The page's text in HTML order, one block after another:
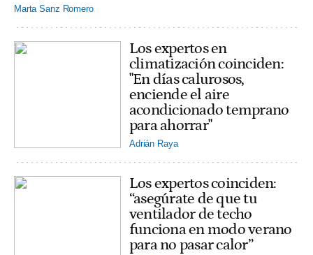
Marta Sanz Romero
Los expertos en
climatización coinciden:
"En días calurosos,
enciende el aire
acondicionado temprano
para ahorrar"
Adrián Raya
Los expertos coinciden:
“asegúrate de que tu
ventilador de techo
funciona en modo verano
para no pasar calor”